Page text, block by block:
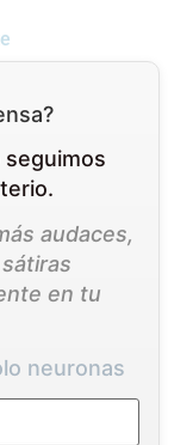
audaces,
en tu
neuronas